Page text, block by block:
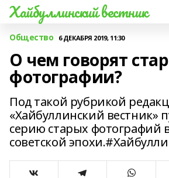
Хайбуллинский вестник
Общество 6 ДЕКАБРЯ 2019, 11:30
О чем говорят
фотографии?
Под такой рубрикой
«Хайбуллинский вестник»
серию старых фотографий
советской